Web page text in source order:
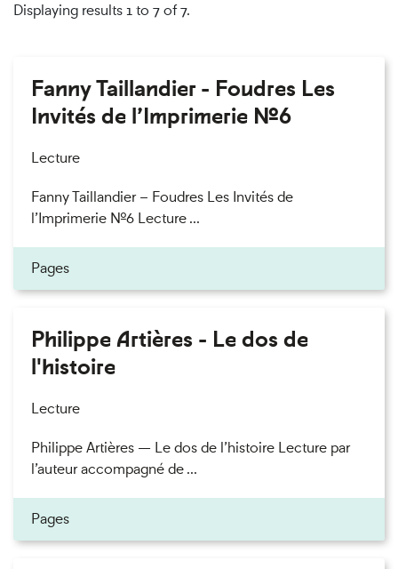
Displaying results 1 to 7 of 7.
Fanny Taillandier - Foudres Les
Invités de l’Imprimerie n°6
Lecture
Fanny Taillandier – Foudres Les Invités de
l’Imprimerie n°6 Lecture ...
Pages
Philippe Artières - Le dos de
l'histoire
Lecture
Philippe Artières — Le dos de l’histoire Lecture par
l’auteur accompagné de ...
Pages